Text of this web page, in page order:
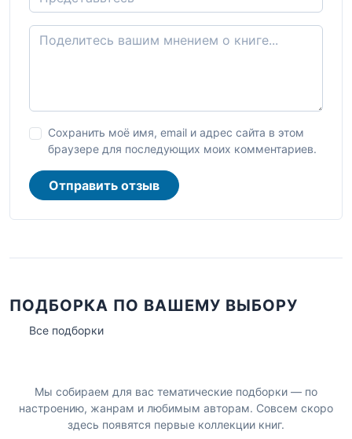
Сохранить моё имя, email и адрес сайта в этом
браузере для последующих моих комментариев.
Отправить отзыв
ПОДБОРКА ПО ВАШЕМУ ВЫБОРУ
Все подборки
Мы собираем для вас тематические подборки — по
настроению, жанрам и любимым авторам. Совсем скоро
здесь появятся первые коллекции книг.